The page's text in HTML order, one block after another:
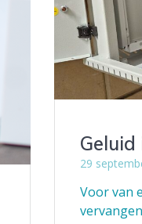
29
Voor van